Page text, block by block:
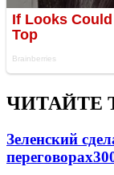
ЧИТАЙТЕ
Зеленский
переговорах